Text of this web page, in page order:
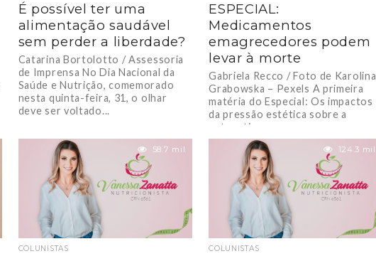
É possível ter uma
alimentação saudável
sem perder a liberdade?
Catarina Bortolotto / Assessoria
de Imprensa No Dia Nacional da
Saúde e Nutrição, comemorado
nesta quinta-feira, 31, o olhar
deve ser voltado...
ESPECIAL:
Medicamentos
emagrecedores podem
levar à morte
Gabriela Recco / Foto de Karolina
Grabowska – Pexels A primeira
matéria do Especial: Os impactos
da pressão estética sobre a
autoestima...
58.7 mil
COLUNISTAS
124.3 mil
COLUNISTAS